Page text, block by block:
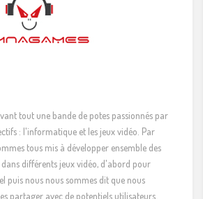
tout une bande de potes passionnés par
: l'informatique et les jeux vidéo. Par
tous mis à développer ensemble des
différents jeux vidéo, d'abord pour
puis nous nous sommes dit que nous
partager avec de potentiels utilisateurs.